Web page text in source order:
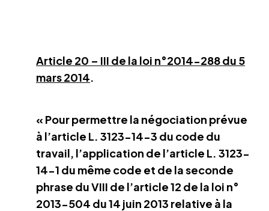
Article 20 – III de la loi n°2014-288 du 5
mars 2014.
« Pour permettre la négociation prévue
à l’article L. 3123-14-3 du code du
travail, l’application de l’article L. 3123-
14-1 du même code et de la seconde
phrase du VIII de l’article 12 de la loi n°
2013-504 du 14 juin 2013 relative à la